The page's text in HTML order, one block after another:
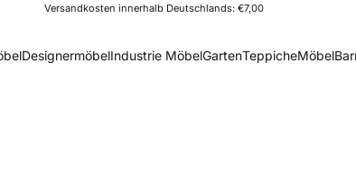
Versandkosten innerhalb Deutschlands: €7,00
DesignermöbelIndustrie MöbelGartenTeppicheMöbel